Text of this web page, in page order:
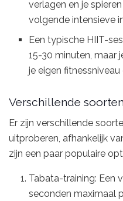
verlagen en je
volgende intensieve
Een typische HIIT-
15-30 minuten, maar
je eigen
Verschillende
Er zijn verschillende
uitproberen, afhankelijk
zijn een paar populaire
Tabata-training: Een
seconden maximaal